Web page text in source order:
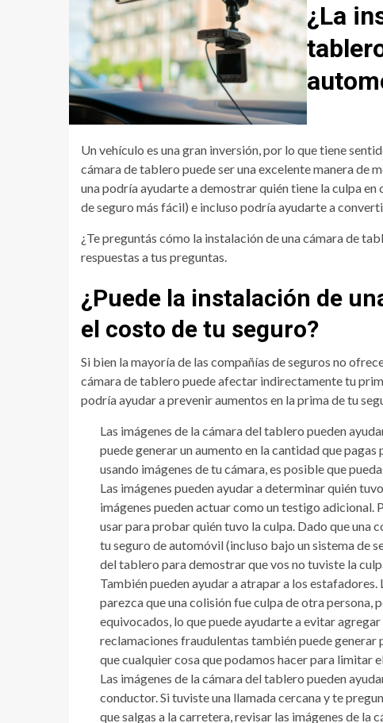
¿La
Un vehículo es una gran inversión, por lo que tiene
cámara de tablero puede ser una excelente manera de
una podría ayudarte a demostrar quién tiene la culpa
de seguro más fácil) e incluso podría ayudarte a
¿Te preguntás cómo la instalación de una cámara de
respuestas a tus preguntas.
¿Puede la instalación de
el costo de tu seguro?
Si bien la mayoría de las compañías de seguros no
cámara de tablero puede afectar indirectamente tu
podría ayudar a prevenir aumentos en la prima de tu
Las imágenes de la cámara del tablero pueden
puede generar un aumento en la cantidad que
usando imágenes de tu cámara, es posible que
Las imágenes pueden ayudar a determinar quién
imágenes pueden actuar como un testigo
usar para probar quién tuvo la culpa. Dado que una
tu seguro de automóvil (incluso bajo un sistema de
del tablero para demostrar que vos no tuviste la
También pueden ayudar a atrapar a los
parezca que una colisión fue culpa de otra persona,
equivocados, lo que puede ayudarte a evitar
reclamaciones fraudulentas también puede generar
que cualquier cosa que podamos hacer para limitar
Las imágenes de la cámara del tablero pueden
conductor. Si tuviste una llamada cercana y te
que salgas a la carretera, revisar las imágenes de la